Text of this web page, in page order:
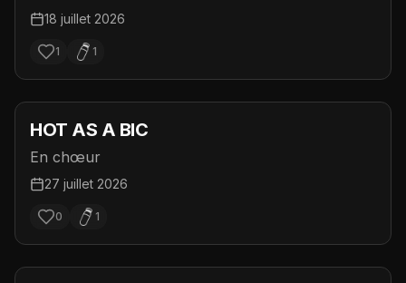
18 juillet 2026
1 1
HOT AS A BIC
En chœur
27 juillet 2026
0 1